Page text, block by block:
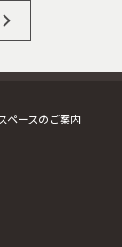
ペースのご案内